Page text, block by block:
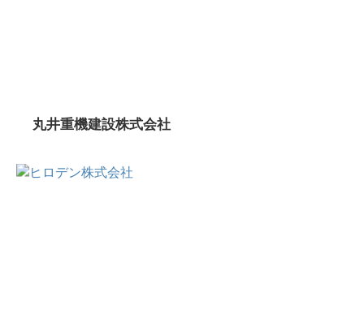
丸井重機建設株式会社